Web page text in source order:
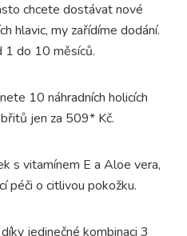
chcete dostávat nové
hlavic, my zařídíme dodání.
1 do 10 měsíců.
10 náhradních holicích
jen za 509* Kč.
s vitamínem E a Aloe vera,
péči o citlivou pokožku.
jedinečné kombinaci 3